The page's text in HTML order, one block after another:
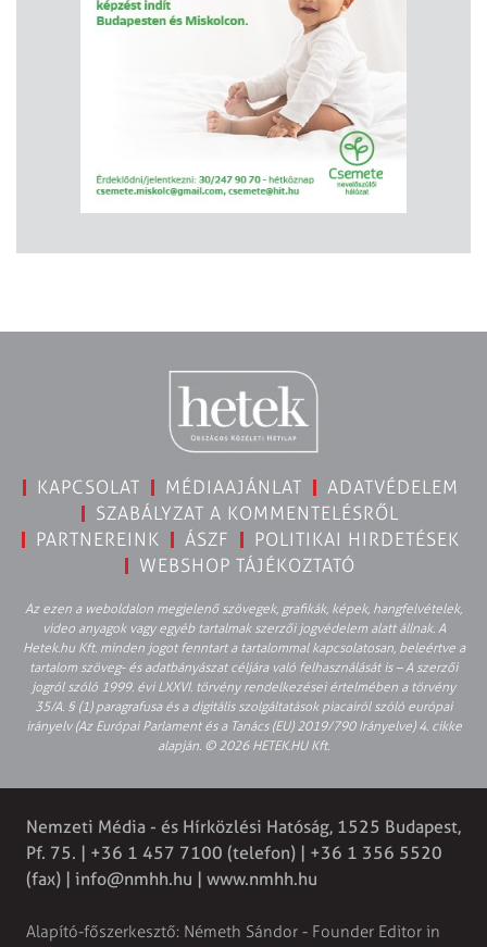
KAPCSOLAT MÉDIAAJÁNLAT
ADATVÉDELEM
SZABÁLYZAT A KOMMENTELÉSRŐL
PARTNEREINK
ÁSZF
POLITIKAI HIRDETÉSEK
WEBSHOP TÁJÉKOZTATÓ
Az ezen a weboldalon megjelenő szövegek, grafikák, képek, hangfelvételek,
video anyagok vagy egyéb tartalmak szerzői jogvédelem alatt állnak. A
Hetek.hu Kft. minden jogot fenntart a tartalommal kapcsolatosan, beleértve a
tartalom szöveg- és adatbányászat céljára való felhasználását is – A szerzői
jogról szóló 1999. évi LXXVI. törvény rendelkezései értelmében a törvény
35/A. § (1) paragrafusa és a digitális szolgáltatások piacairól szóló európai
irányelv (Az Európai Parlament és a Tanács (EU) 2019/790 Irányelve) 4. cikke
alapján. © 2026 HETEK.HU Kft.
Nemzeti Média - és Hírközlési Hatóság, 1525 Budapest,
Pf. 75. | +36 1 457 7100 (telefon) | +36 1 356 5520
(fax) | info@nmhh.hu | www.nmhh.hu
Alapító-főszerkesztő: Németh Sándor - Founder Editor in